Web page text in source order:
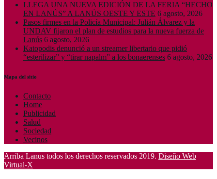
LLEGA UNA NUEVA EDICIÓN DE LA FERIA “HECHO
EN LANÚS” A LANÚS OESTE Y ESTE 6 agosto, 2026
Pasos firmes en la Policía Municipal: Julián Álvarez y la
UNDAV fijaron el plan de estudios para la nueva fuerza de
Lanús 6 agosto, 2026
Katopodis denunció a un streamer libertario que pidió
“esterilizar” y “tirar napalm” a los bonaerenses 6 agosto, 2026
Mapa del sitio
Contacto
Home
Publicidad
Salud
Sociedad
Vecinos
Arriba Lanus todos los derechos reservados 2019. Diseño Web
Virtual-X